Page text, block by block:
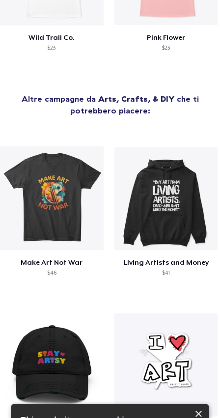
Wild Trail Co.
$23
Pink Flower
$23
Altre campagne da Arts, Crafts, & DIYche ti
potrebbero piacere:
Make Art Not War
$46
Living Artists and Money
$41
×